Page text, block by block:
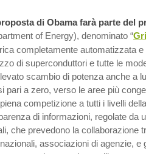
di Obama farà parte del
of Energy), denominato “
completamente automatizzata
di superconduttori e tutte le
scambio di potenza anche a
pari a zero, verso le aree più
competizione a tutti i livelli
di informazioni, regolate da
che prevedono la collaborazione
associazioni di agenzie, e